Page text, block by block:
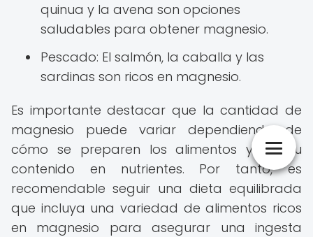
quinua y la avena son opciones
saludables para obtener magnesio.
Pescado: El salmón, la caballa y las
sardinas son ricos en magnesio.
Es importante destacar que la cantidad de
magnesio puede variar dependiendo de
cómo se preparen los alimentos y de su
contenido en nutrientes. Por tanto, es
recomendable seguir una dieta equilibrada
que incluya una variedad de alimentos ricos
en magnesio para asegurar una ingesta